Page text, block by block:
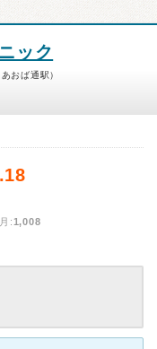
ック
おば通駅）
:1,008